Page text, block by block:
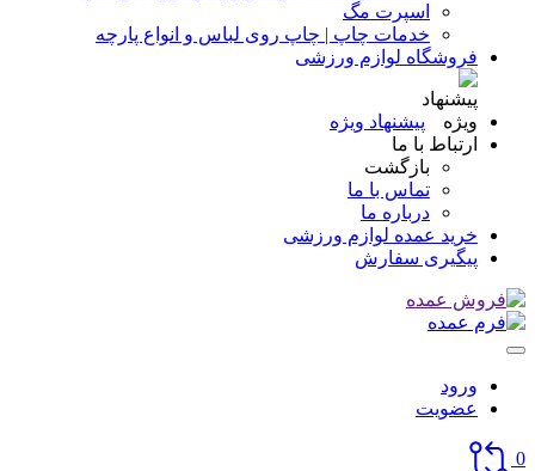
اسپرت مگ
خدمات چاپ | چاپ روی لباس و انواع پارچه
فروشگاه لوازم ورزشی
پیشنهاد ویژه
ارتباط با ما
بازگشت
تماس با ما
درباره ما
خرید عمده لوازم ورزشی
پیگیری سفارش
ورود
عضویت
0